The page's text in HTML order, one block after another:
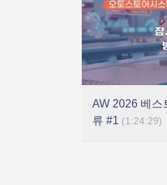
AW 2026 베스
류 #1 (1:24:29)